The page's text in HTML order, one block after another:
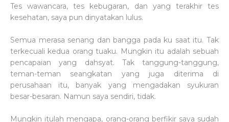
Tes wawancara, tes kebugaran, dan yang terakhir tes
kesehatan, saya pun dinyatakan lulus.
Semua merasa senang dan bangga pada ku saat itu. Tak
terkecuali kedua orang tuaku. Mungkin itu adalah sebuah
pencapaian yang dahsyat. Tak tanggung-tanggung,
teman-teman seangkatan yang juga diterima di
perusahaan itu, banyak yang mengadakan syukuran
besar-besaran. Namun saya sendiri, tidak.
Mungkin itulah mengapa, orang-orang berfikir saya sudah